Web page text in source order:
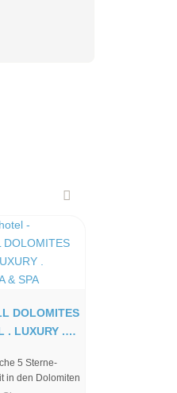
DOLOMITES
. LUXURY .
5 Sterne-
in den Dolomiten